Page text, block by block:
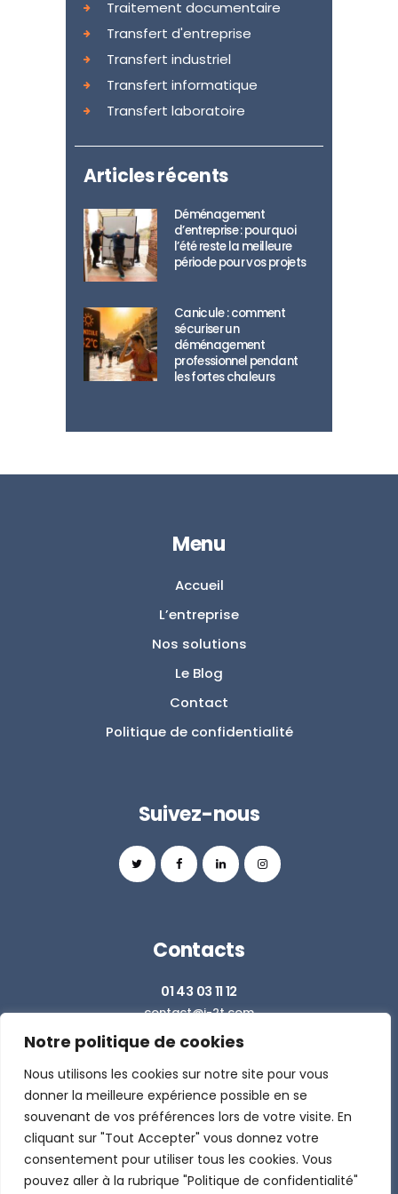
Notre politique de cookies
Nous utilisons les cookies sur notre site pour vous
donner la meilleure expérience possible en se
souvenant de vos préférences lors de votre visite. En
cliquant sur "Tout Accepter" vous donnez votre
consentement pour utiliser tous les cookies. Vous
pouvez aller à la rubrique "Politique de confidentialité"
Traitement documentaire
Transfert d'entreprise
Transfert industriel
Transfert informatique
Transfert laboratoire
Articles récents
Déménagement
d’entreprise : pourquoi
l’été reste la meilleure
période pour vos projets
Canicule : comment
sécuriser un
déménagement
professionnel pendant
les fortes chaleurs
Menu
Accueil
L’entreprise
Nos solutions
Le Blog
Contact
Politique de confidentialité
Suivez-nous
Contacts
01 43 03 11 12
contact@i-2t.com
Z.I. RICHARDETS SUD - 36 RUE DU BALLON
93160 NOISY LE GRAND
DEMANDER UN DEVIS